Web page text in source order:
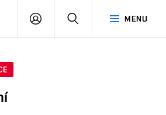
MENU
PŘIHLÁSIT